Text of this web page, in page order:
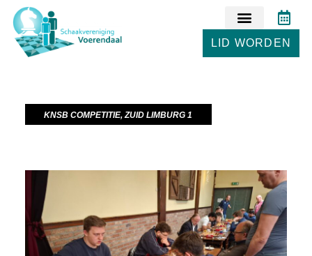
LID WORDEN
KNSB COMPETITIE,ZUID LIMBURG 1